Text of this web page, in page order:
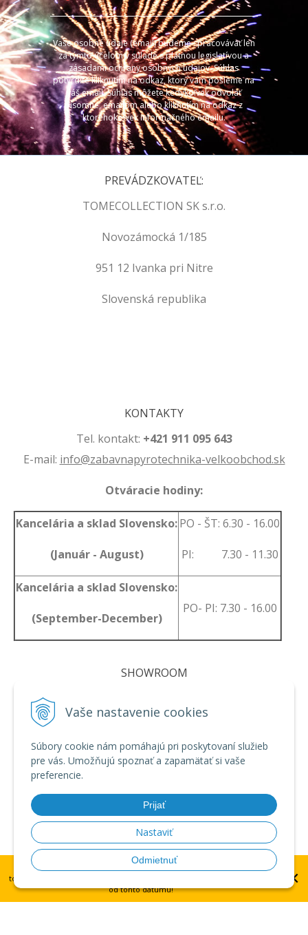
Vaše nastavenie cookies
Súbory cookie nám pomáhajú pri poskytovaní služieb
pre vás. Umožňujú spoznať a zapamätať si vaše
preferencie.
Prijať
Nastaviť
Odmietnuť
Vaše osobné údaje (email) budeme spracovávať len
za týmto účelom v súlade s platnou legislatívou a
zásadami ochrany osobných údajov. Súhlas
potvrdíte kliknutím na odkaz, ktorý vám pošleme na
váš email. Súhlas môžete kedykoľvek odvolať
písomne, emailom alebo kliknutím na odkaz z
ktoréhokoľvek informačného emailu.
PREVÁDZKOVATEĽ:
TOMECOLLECTION SK s.r.o.
Novozámocká 1/185
951 12 Ivanka pri Nitre
Slovenská republika
KONTAKTY
Tel. kontakt: +421 911 095 643
E-mail: info@zabavnapyrotechnika-velkoobchod.sk
Otváracie hodiny:
Kancelária a sklad Slovensko:
(Január - August)
PO - ŠT: 6.30 - 16.00
PI: 7.30 - 11.30
Kancelária a sklad Slovensko:
(September-December)
PO- PI: 7.30 - 16.00
SHOWROOM
UPOZORNENIE: dátum plánovaného doručenia platí pre doručenie
tovaru do centrálneho skladu v Brne. Doručenie na Slovensko do 14 dní
od tohto dátumu!
×